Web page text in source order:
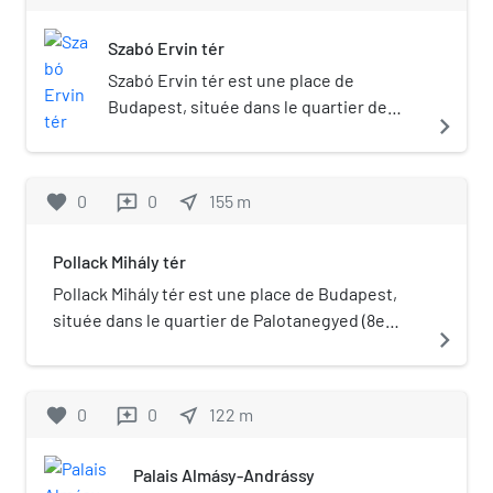
Szabó Ervin tér
Szabó Ervin tér est une place de
Budapest, située dans le quartier de
Portail de Budapest
navigate_next
favorite 0 reviews 0 near_me 155 m
Pollack Mihály tér
Pollack Mihály tér est une place de Budapest,
située dans le quartier de Palotanegyed (8e
navigate_next
favorite 0 reviews 0 near_me 122 m
Palais Almásy-Andrássy